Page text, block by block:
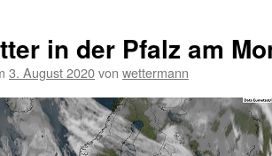
in der Pfalz am
3. August 2020von wettermann